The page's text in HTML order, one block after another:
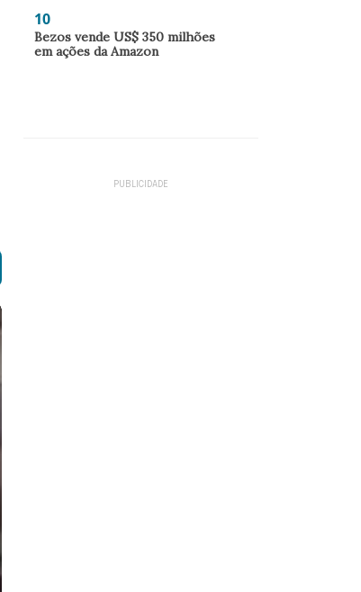
10
Bezos vende US$ 350 milhões
em ações da Amazon